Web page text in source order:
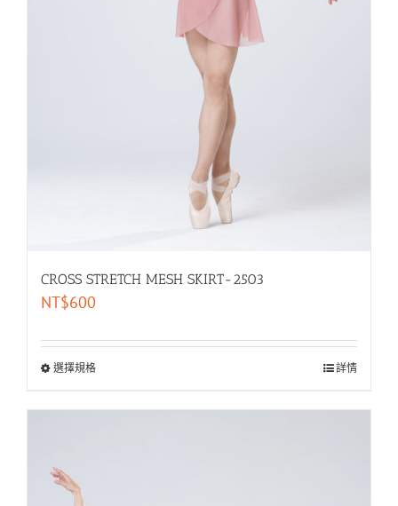
CROSS STRETCH MESH SKIRT-2503
NT$600
選擇規格 詳情